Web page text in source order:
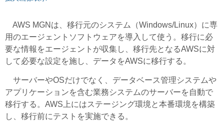
AWS MGNは、移行元のシステム（Windows/Linux）に専
用のエージェントソフトウェアを導入して使う。移行に必
要な情報をエージェントが収集し、移行先となるAWSに対
して必要な設定を施し、データをAWSに移行する。
サーバーやOSだけでなく、データベース管理システムや
アプリケーションを含む業務システムのサーバーを自動で
移行する。AWS上にはステージング環境と本番環境を構築
し、移行前にテストを実施できる。